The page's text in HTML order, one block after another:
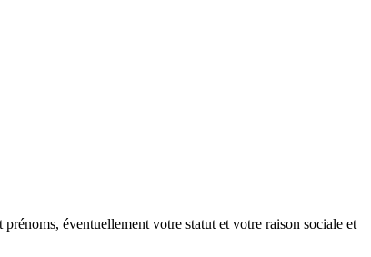
éventuellement votre statut et votre raison sociale et